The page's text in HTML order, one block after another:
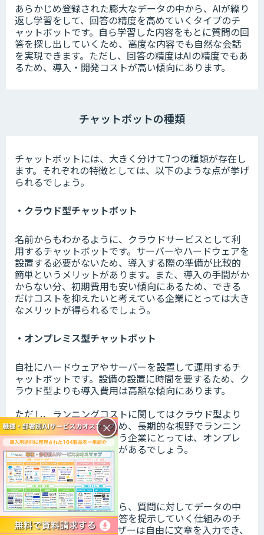
あらかじめ登録された膨大なデータの中から、AIが繰り
返し学習をして、回答の精度を高めていくタイプのチ
ャットボットです。自ら学習した内容をもとに質問の回
答を探し出していくため、高度な内容でも自然な会話
を実現できます。ただし、回答の精度はAIの精度でもあ
るため、導入・開発コストが高い傾向にあります。
チャットボットの種類
チャットボットには、大きく分けて7つの種類が存在し
ます。それぞれの特徴としては、以下のような点が挙げ
られるでしょう。
・クラウド型チャットボット
名前からもわかるように、クラウドサービスとして利
用するチャットボットです。サーバーやハードウェアを
設置する必要がないため、導入する際の準備が比較的
簡単というメリットがあります。また、導入の手間がか
からない分、初期費用も安い傾向にあるため、できる
だけコストを抑えたいと考えている企業にとっては大き
なメリットが得られるでしょう。
・オンプレミス型チャットボット
自社にハードウェアやサーバーを設置して運用するチ
ャットボットです。設備の設置に時間を要するため、ク
ラウド型よりも導入費用は高額な傾向にあります。
ただし、ランニングコストに関してはクラウド型より
も安く済む傾向にあるため、長期的な視野でランニン
グコストを抑えたいという企業にとっては、オンプレ
ミス型に多くのメリットがあるでしょう。
・ログ型チャットボット
会話データを蓄積しながら、質問に対してデータの中
から適切と判断された回答を提示していく仕組みのチ
ャットボットです。ユーザーは自由に文章を入力でき、
×